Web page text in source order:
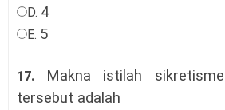
D. 4
E. 5
17.
Makna istilah
tersebut adalah